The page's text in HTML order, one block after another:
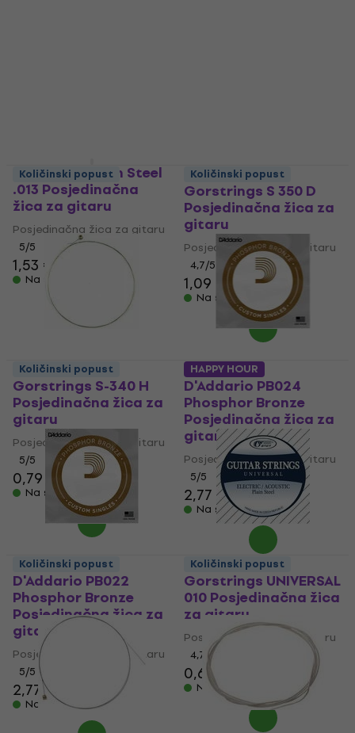
Elixir 13013 Plain Steel
.013 Posjedinačna
žica za gitaru
Posjedinačna žica za gitaru
5/5
1,53 €
Na skladištu
Gorstrings S 350 D
Posjedinačna žica za
gitaru
Posjedinačna žica za gitaru
4,7/5
1,09 €
Na skladištu
Količinski popust
Gorstrings S-340 H
Posjedinačna žica za
gitaru
Posjedinačna žica za gitaru
5/5
0,79 €
Na skladištu
Količinski popust
D'Addario PB024
Phosphor Bronze
Posjedinačna žica za
gitaru
Posjedinačna žica za gitaru
5/5
2,77 €
Na skladištu
Količinski popust
D'Addario PB022
Phosphor Bronze
Posjedinačna žica za
gitaru
Posjedinačna žica za gitaru
5/5
2,77 €
Na skladištu
HAPPY HOUR
Gorstrings UNIVERSAL
010 Posjedinačna žica
za gitaru
Posjedinačna žica za gitaru
4,7 /5
0,69 €
Na skladištu
Količinski popust Količinski popust